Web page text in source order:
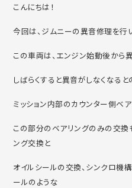
こんにちは！
今回は、ジムニーの異音修理を行
この車両は、エンジン始動後から
しばらくすると異音がしなくなると
ミッション内部のカウンター側ベ
この部分のベアリングのみの交換
ング交換と
オイルシールの交換、シンクロ機
ールのような